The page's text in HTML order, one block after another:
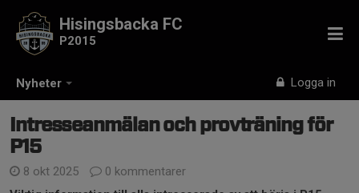
Nyheter Logga in
Hisingsbacka FC
P2015
Intresseanmälan och provträning för
P15
8 okt 2025
0 kommentarer